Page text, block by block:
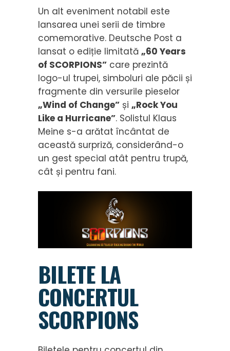
Un alt eveniment notabil este
lansarea unei serii de timbre
comemorative. Deutsche Post a
lansat o ediție limitată „60 Years
of SCORPIONS” care prezintă
logo-ul trupei, simboluri ale păcii și
fragmente din versurile pieselor
„Wind of Change” și „Rock You
Like a Hurricane”. Solistul Klaus
Meine s-a arătat încântat de
această surpriză, considerând-o
un gest special atât pentru trupă,
cât și pentru fani.
BILETE LA
CONCERTUL
SCORPIONS